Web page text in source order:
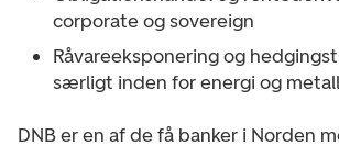
corporate og sovereign
Råvareeksponering og
særligt inden for energi og
DNB er en af de få banker i Norden